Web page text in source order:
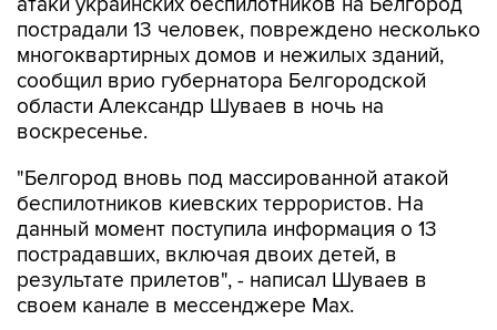
пострадали 13 человек, повреждено несколько
многоквартирных домов и нежилых зданий,
сообщил врио губернатора Белгородской
области Александр Шуваев в ночь на
воскресенье.
"Белгород вновь под массированной атакой
беспилотников киевских террористов. На
данный момент поступила информация о 13
пострадавших, включая двоих детей, в
результате прилетов", - написал Шуваев в
своем канале в мессенджере Max.